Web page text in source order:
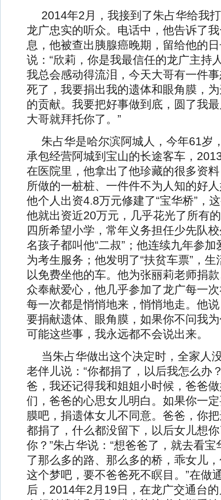
2014年2月，我接到了朱占华给我
龙广忠实的听众。电话中，他告诉了
息，他被查出胰腺癌晚期，留给他的
说：“欣莉，你是我最信任的龙广主持
我总会感动得流泪，今天大哥有一件
死了，我要捐出我的遗体和眼角膜，
的贡献。我要把好事做到底，圆了我
大哥就拜托你了。”
朱占华是哈尔滨阿城人，今年61岁
承包经营阿城到宝山的长途客车，
在医院里，他拿出了他珍藏的很多资
所做的一桩桩、一件件不为人知的好
他个人出资4.8万元修建了“宝华桥”，
他就出资近20万元，几乎花光了所有
四所希望小学，常年义务担任少先队
名孩子都叫他“二叔”；他连续九年参
为考生服务；他发明了“扶贫车票”，
以免费坐他的车。他为张丽莉老师捐
众奉献爱心，他几乎参加了龙广每一
每一次都是悄悄地来，悄悄地走。他
要捐献遗体、眼角膜，如果你不问我
可能这些事，我永远都不会说出来。
当朱占华做出这个决定时，全家人
老伴儿说：“你都捐了，以后我怎么办
爸，我还记得我和姐姐小时候，爸爸
们，爸爸的心思女儿明白。如果你一
膜吧，捐遗体女儿不同意。爸爸，你
都捐了，什么都没留下，以后女儿想
你？”朱占华说：“想爸爸了，就去看
了那么多的路、那么多的桥，乖女儿
这个梦吧，要不爸爸死不瞑目。”在做
后，2014年2月19日，在龙广交通台